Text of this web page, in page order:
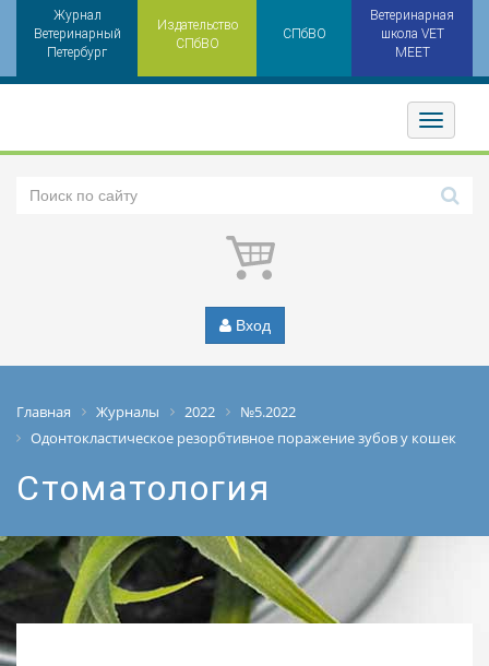
Журнал
Ветеринарный
Петербург
Издательство
СПбВО
СПбВО
Ветеринарная
школа VET
MEET
Toggler
Вход
Главная Журналы 2022
№5.2022
Одонтокластическое резорбтивное поражение зубов у кошек
Стоматология